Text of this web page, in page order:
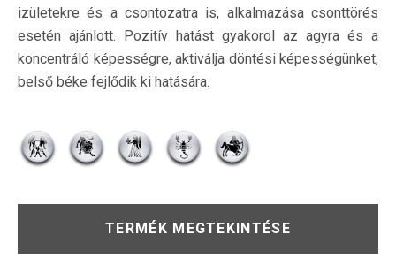
izületekre és a csontozatra is, alkalmazása csonttörés
esetén ajánlott. Pozitív hatást gyakorol az agyra és a
koncentráló képességre, aktiválja döntési képességünket,
belső béke fejlődik ki hatására.
TERMÉK MEGTEKINTÉSE